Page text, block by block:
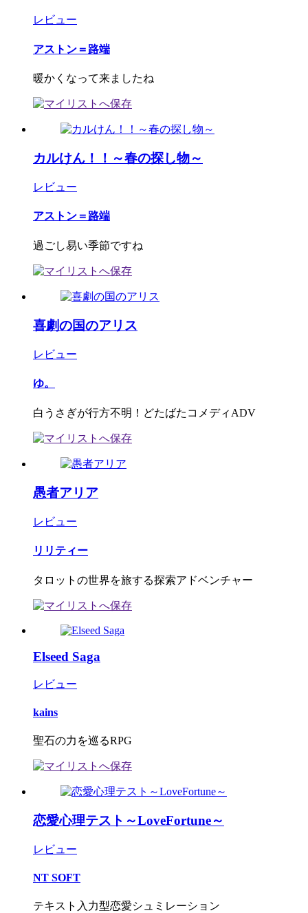
レビュー
アストン＝路端
暖かくなって来ましたね
カルけん！！～春の探し物～
レビュー
アストン＝路端
過ごし易い季節ですね
喜劇の国のアリス
レビュー
ゆ。
白うさぎが行方不明！どたばたコメディADV
愚者アリア
レビュー
リリティー
タロットの世界を旅する探索アドベンチャー
Elseed Saga
レビュー
kains
聖石の力を巡るRPG
恋愛心理テスト～LoveFortune～
レビュー
NT SOFT
テキスト入力型恋愛シュミレーション